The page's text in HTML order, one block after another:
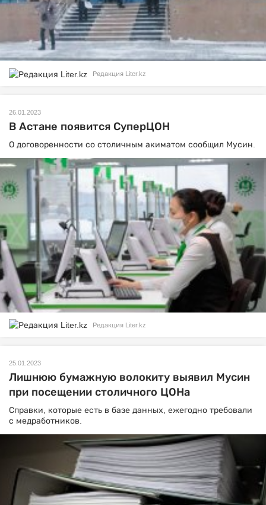
Редакция Liter.kz
26.01.2023
В Астане появится СуперЦОН
О договоренности со столичным акиматом сообщил Мусин.
Редакция Liter.kz
25.01.2023
Лишнюю бумажную волокиту выявил Мусин
при посещении столичного ЦОНа
Справки, которые есть в базе данных, ежегодно требовали
с медработников.